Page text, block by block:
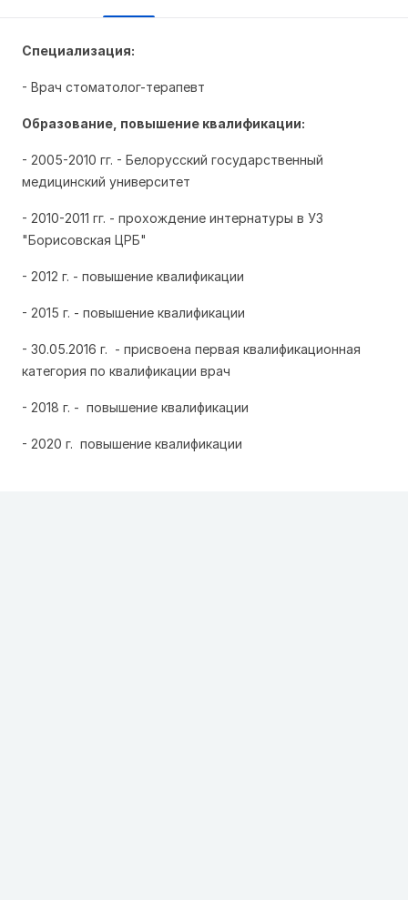
Специализация:
- Врач стоматолог-терапевт
Образование, повышение квалификации:
- 2005-2010 гг. - Белорусский государственный
медицинский университет
- 2010-2011 гг. - прохождение интернатуры в УЗ
"Борисовская ЦРБ"
- 2012 г. - повышение квалификации
- 2015 г. - повышение квалификации
- 30.05.2016 г. - присвоена первая квалификационная
категория по квалификации врач
- 2018 г. - повышение квалификации
- 2020 г. повышение квалификации